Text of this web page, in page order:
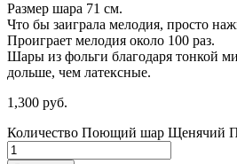
Размер шара 71 см.
Что бы заиграла мелодия, просто
Проиграет мелодия около 100 раз.
Шары из фольги благодаря тонкой
дольше, чем латексные.
1,300 руб.
Количество Поющий шар Щенячий